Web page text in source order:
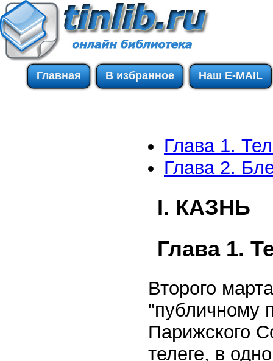
Главная В избранное Наш E-MAIL
Глава 1.
Глава 2.
I. КАЗНЬ
Глава 1.
Второго
"публичному
Парижского
телеге, в